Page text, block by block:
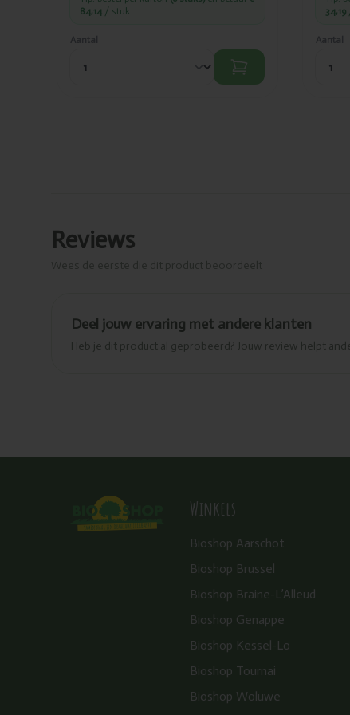
84,14 / stuk
Aantal
34,19
Aantal
Reviews
Deel jouw ervaring met andere klanten
Heb je dit product al geprobeerd? Jouw review helpt
Winkels
Bioshop Aarschot
Bioshop Brussel
Bioshop Braine-L’Alleud
Bioshop Genappe
Bioshop Kessel-Lo
Bioshop Tournai
Bioshop Woluwe